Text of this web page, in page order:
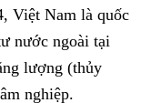
Việt Nam là quốc
nước ngoài tại
lượng (thủy
nghiệp.